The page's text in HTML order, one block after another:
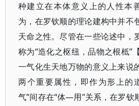
种建立在本体意义上的人性本
为，在罗钦顺的理论建构中并不
天命之性。尽管在一些论述中，
称为“造化之枢纽，品物之根柢”
一气化生天地万物的意义上来说
两个重要属性，即作为形上的
气”间存在“体—用”关系，在罗钦